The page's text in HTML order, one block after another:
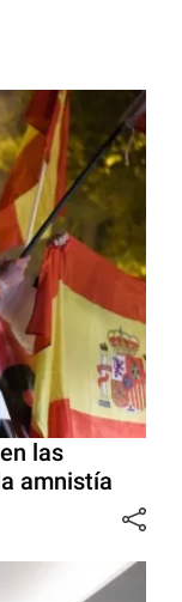
las
amnistía